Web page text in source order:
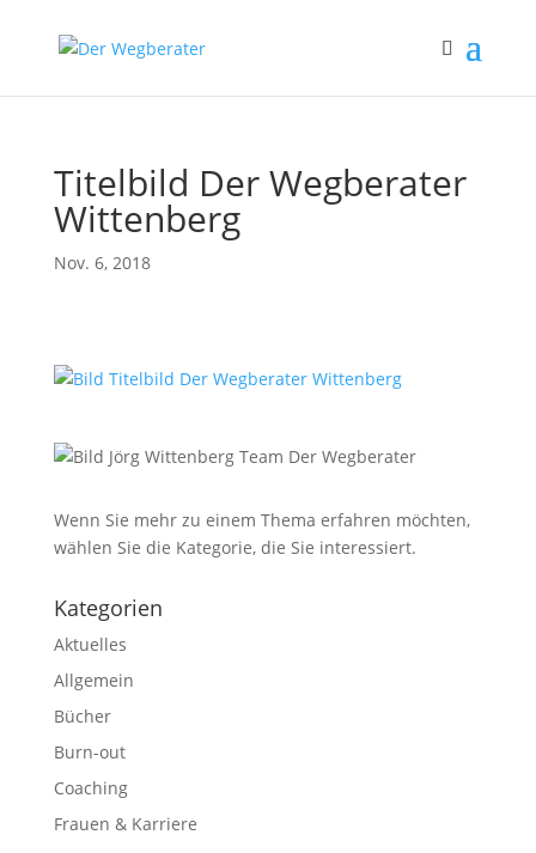
Titelbild Der Wegberater
Wittenberg
Nov. 6, 2018
Wenn Sie mehr zu einem Thema erfahren möchten,
wählen Sie die Kategorie, die Sie interessiert.
Kategorien
Aktuelles
Allgemein
Bücher
Burn-out
Coaching
Frauen & Karriere